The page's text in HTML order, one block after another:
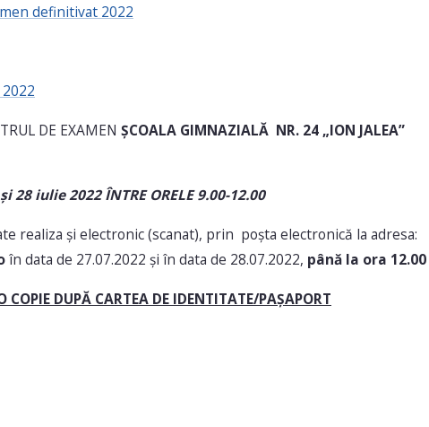
definitivat 2022
DE EXAMEN ȘCOALA GIMNAZIALĂ NR. 24 „ION JALEA”
28 iulie 2022 ÎNTRE ORELE 9.00-12.00
realiza și electronic (scanat), prin poșta electronică la adresa:
în data de 27.07.2022 și în data de 28.07.2022, până la ora 12.00
COPIE DUPĂ CARTEA DE IDENTITATE/PAȘAPORT